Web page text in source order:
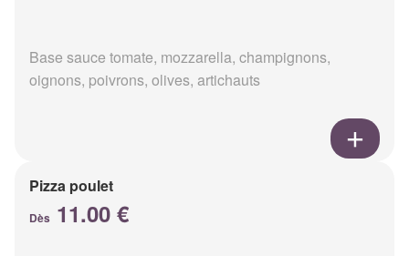
Base sauce tomate, mozzarella, champignons,
oignons, poivrons, olives, artichauts
Pizza poulet
Dès 11.00 €